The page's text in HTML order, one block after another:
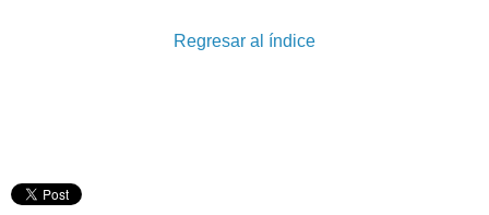
Regresar al índice